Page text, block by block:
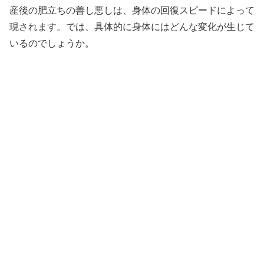
産後の肥立ちの善し悪しは、身体の回復スピードによって
現されます。では、具体的に身体にはどんな変化が生じて
いるのでしょうか。